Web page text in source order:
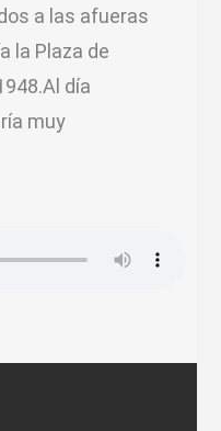
a las afueras
la Plaza de
día
muy